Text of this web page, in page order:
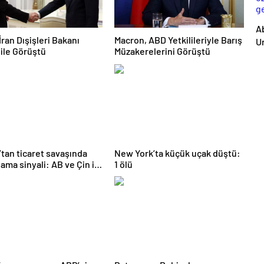
Dışişleri Bakanı
Görüştü
Macron, ABD Yetkilileriyle Barış
Müzakerelerini Görüştü
ticaret savaşında
sinyali: AB ve Çin ile
New York’ta küçük uçak düştü:
1 ölü